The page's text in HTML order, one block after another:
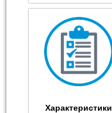
Характеристики